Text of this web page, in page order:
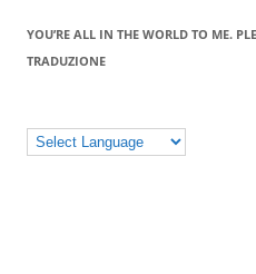
YOU’RE ALL IN THE WORLD TO ME.
TRADUZIONE